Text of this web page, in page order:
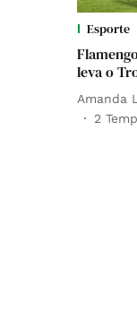
Esporte
leva o
Amanda
2